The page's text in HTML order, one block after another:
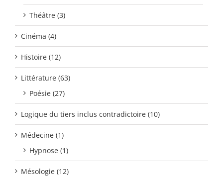
Théâtre (3)
Cinéma (4)
Histoire (12)
Littérature (63)
Poésie (27)
Logique du tiers inclus contradictoire (10)
Médecine (1)
Hypnose (1)
Mésologie (12)